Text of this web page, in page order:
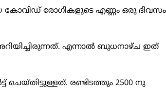
കോവിഡ് രോഗികളുടെ എണ്ണം ഒരു ദിവസം
എന്നാല്‍ ബുധനാഴ്ച ഇത്
രണ്ടിടത്തും 2500 നു